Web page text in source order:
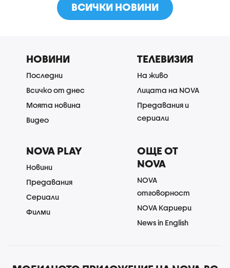
ВСИЧКИ НОВИНИ
НОВИНИ
Последни
Всичко от днес
Моята новина
Видео
ТЕЛЕВИЗИЯ
На живо
Лицата на NOVA
Предавания и
сериали
NOVA PLAY
Новини
Предавания
Сериали
Филми
ОЩЕ ОТ
NOVA
NOVA
отговорност
NOVA Кариери
News in English